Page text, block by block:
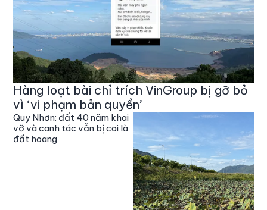
Hàng loạt bài chỉ trích VinGroup bị gỡ bỏ
vì ‘vi phạm bản quyền’
Quy Nhơn: đất 40 năm khai
vỡ và canh tác vẫn bị coi là
đất hoang